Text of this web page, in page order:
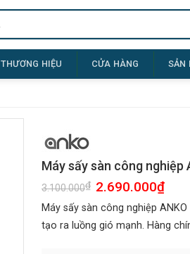
THƯƠNG HIỆU CỬA HÀNG SẢN
Máy sấy sàn công nghiệp
3.100.000₫ Giá
gốc
là:
3.100.000₫.
2.690.000₫Giá
tại
là:
Máy sấy sàn công nghiệp
tạo ra luồng gió mạnh. Hàng